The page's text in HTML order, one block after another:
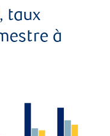
taux
à